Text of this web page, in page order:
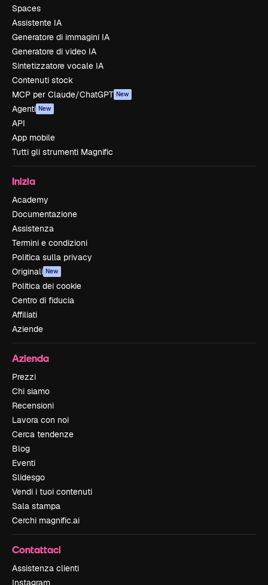
Spaces
Assistente IA
Generatore di immagini IA
Generatore di video IA
Sintetizzatore vocale IA
Contenuti stock
MCP per Claude/ChatGPT New
Agenti New
API
App mobile
Tutti gli strumenti Magnific
Inizia
Academy
Documentazione
Assistenza
Termini e condizioni
Politica sulla privacy
Originali New
Politica dei cookie
Centro di fiducia
Affiliati
Aziende
Azienda
Prezzi
Chi siamo
Recensioni
Lavora con noi
Cerca tendenze
Blog
Eventi
Slidesgo
Vendi i tuoi contenuti
Sala stampa
Cerchi magnific.ai
Contattaci
Assistenza clienti
Instagram